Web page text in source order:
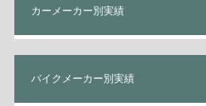
カーメーカー別実績
バイクメーカー別実績